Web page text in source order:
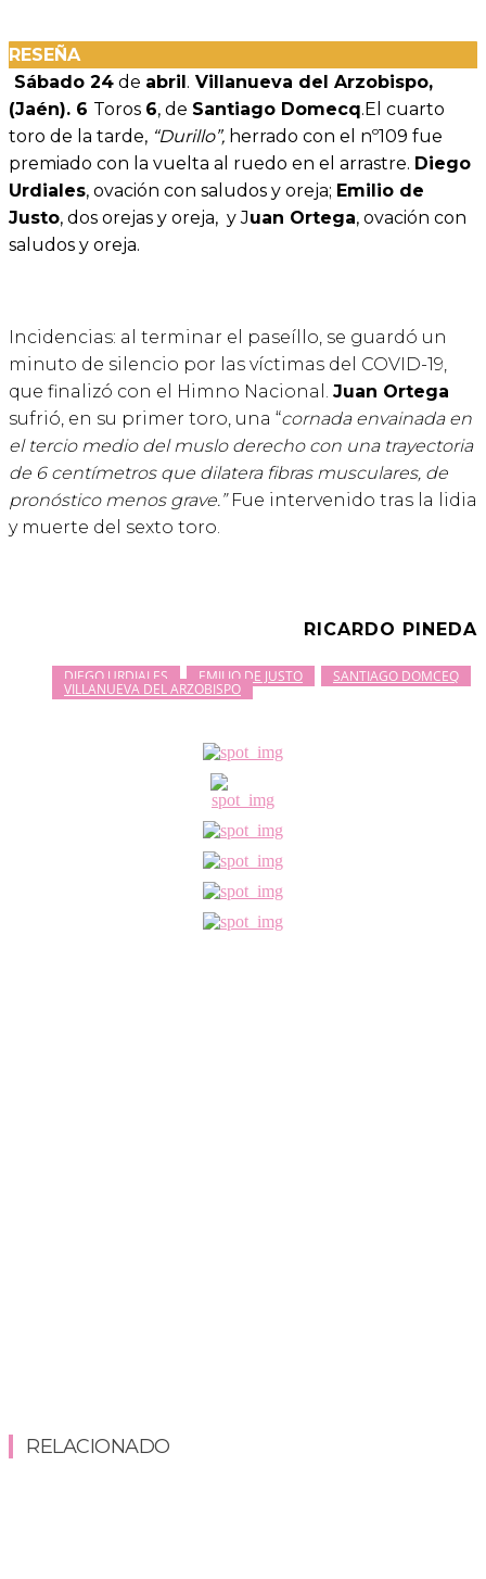
RESEÑA
Sábado 24 de abril. Villanueva del Arzobispo,
(Jaén). 6 Toros 6, de Santiago Domecq.El cuarto
toro de la tarde, “Durillo”, herrado con el nº109 fue
premiado con la vuelta al ruedo en el arrastre. Diego
Urdiales, ovación con saludos y oreja; Emilio de
Justo, dos orejas y oreja, y Juan Ortega, ovación con
saludos y oreja.
Incidencias: al terminar el paseíllo, se guardó un
minuto de silencio por las víctimas del COVID-19,
que finalizó con el Himno Nacional. Juan Ortega
sufrió, en su primer toro, una “cornada envainada en
el tercio medio del muslo derecho con una trayectoria
de 6 centímetros que dilatera fibras musculares, de
pronóstico menos grave.” Fue intervenido tras la lidia
y muerte del sexto toro.
RICARDO PINEDA
DIEGO URDIALES EMILIO DE JUSTO SANTIAGO DOMCEQ
VILLANUEVA DEL ARZOBISPO
RELACIONADO